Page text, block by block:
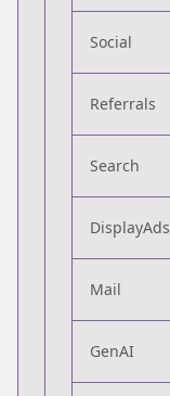
Social
Referrals
Search
DisplayAds
Mail
GenAI